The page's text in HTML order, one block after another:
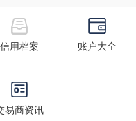
信用档案 账户大全
易商资讯